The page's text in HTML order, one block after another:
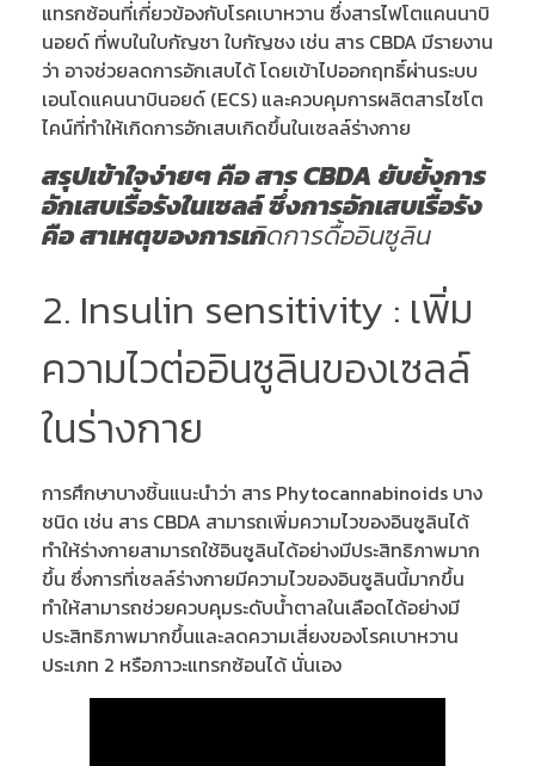
แทรกซ้อนที่เกี่ยวข้องกับโรคเบาหวาน ซึ่งสารไฟโตแคนนาบิ
นอยด์ ที่พบในใบกัญชา ใบกัญชง เช่น สาร CBDA มีรายงาน
ว่า อาจช่วยลดการอักเสบได้ โดยเข้าไปออกฤทธิ์ผ่านระบบ
เอนโดแคนนาบินอยด์ (ECS) และควบคุมการผลิตสารไซโต
ไคน์ที่ทำให้เกิดการอักเสบเกิดขึ้นในเซลล์ร่างกาย
สรุปเข้าใจง่ายๆ คือ สาร CBDA ยับยั้งการ
อักเสบเรื้อรังในเซลล์ ซึ่งการอักเสบเรื้อรัง
คือ สาเหตุของการเกิดการดื้ออินซูลิน
2. Insulin sensitivity : เพิ่ม
ความไวต่ออินซูลินของเซลล์
ในร่างกาย
การศึกษาบางชิ้นแนะนำว่า สาร Phytocannabinoids บาง
ชนิด เช่น สาร CBDA สามารถเพิ่มความไวของอินซูลินได้
ทำให้ร่างกายสามารถใช้อินซูลินได้อย่างมีประสิทธิภาพมาก
ขึ้น ซึ่งการที่เซลล์ร่างกายมีความไวของอินซูลินนี้มากขึ้น
ทำให้สามารถช่วยควบคุมระดับน้ำตาลในเลือดได้อย่างมี
ประสิทธิภาพมากขึ้นและลดความเสี่ยงของโรคเบาหวาน
ประเภท 2 หรือภาวะแทรกซ้อนได้ นั่นเอง